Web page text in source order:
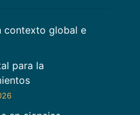
contexto global e
para la